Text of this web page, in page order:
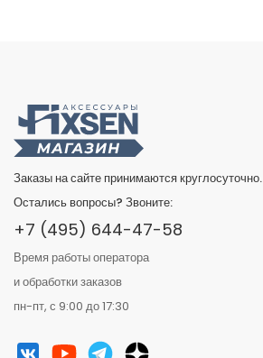
Заказы на сайте принимаются круглосуточно.
Остались вопросы? Звоните:
+7 (495) 644-47-58
Время работы оператора
и обработки заказов
пн-пт, с 9:00 до 17:30